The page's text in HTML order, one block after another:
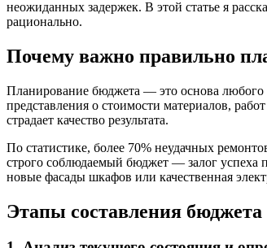
неожиданных задержек. В этой статье я
рационально.
Почему важно правильно
Планирование бюджета — это основа любого
представления о стоимости материалов,
страдает качество результата.
По статистике, более 70% неудачных
строго соблюдаемый бюджет — залог
новые фасады шкафов или качественная
Этапы составления